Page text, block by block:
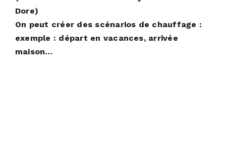
Dore)
On peut créer des scénarios de chauffage :
exemple : départ en vacances, arrivée
maison…